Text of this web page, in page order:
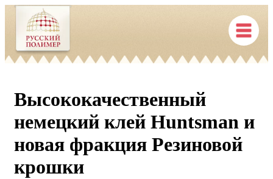
Высококачественный
немецкий клей Huntsman и
новая фракция Резиновой
крошки